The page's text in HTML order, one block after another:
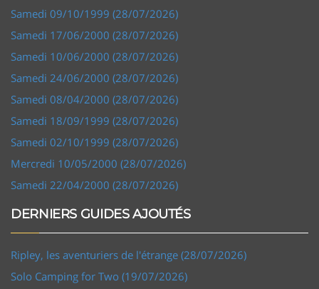
Samedi 09/10/1999 (28/07/2026)
Samedi 17/06/2000 (28/07/2026)
Samedi 10/06/2000 (28/07/2026)
Samedi 24/06/2000 (28/07/2026)
Samedi 08/04/2000 (28/07/2026)
Samedi 18/09/1999 (28/07/2026)
Samedi 02/10/1999 (28/07/2026)
Mercredi 10/05/2000 (28/07/2026)
Samedi 22/04/2000 (28/07/2026)
DERNIERS GUIDES AJOUTÉS
Ripley, les aventuriers de l'étrange (28/07/2026)
Solo Camping for Two (19/07/2026)